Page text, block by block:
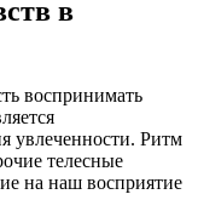
в
воспринимать
увлеченности. Ритм
телесные
на наш восприятие